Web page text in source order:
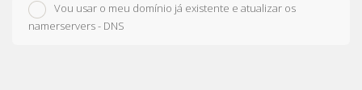
Vou usar o meu domínio já existente e atualizar os
namerservers - DNS